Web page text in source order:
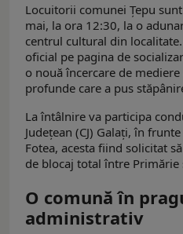
Locuitorii comunei Țepu
mai, la ora 12:30, la o
centrul cultural din
oficial pe pagina de
o nouă încercare de
profunde care a pus
La întâlnire va participa
Județean (CJ) Galați, în
Fotea, acesta fiind solicitat
de blocaj total între Primărie
O comună în
administrativ